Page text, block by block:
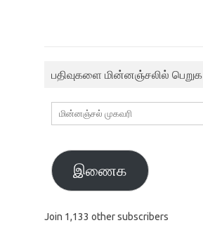
பதிவுகளை மின்னஞ்சலில் பெறுக
மின்னஞ்சல்
முகவரி
இணைக
Join 1,133 other subscribers